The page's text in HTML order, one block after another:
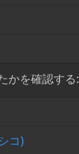
かを確認する:
コ)